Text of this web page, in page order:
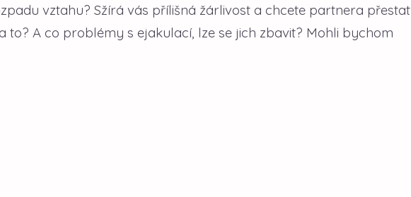
vztahu? Sžírá vás přílišná žárlivost a chcete partnera přestat
to? A co problémy s ejakulací, lze se jich zbavit? Mohli bychom